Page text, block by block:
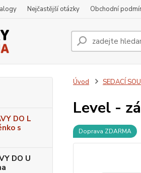
Nejčastější otázky Obchodní
DO L
s
DO U
Úvod SEDACÍ
Level -
Doprava ZDARMA